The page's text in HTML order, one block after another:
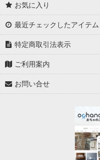
お気に入り
最近チェックしたアイテム
特定商取引法表示
ご利用案内
お問い合せ